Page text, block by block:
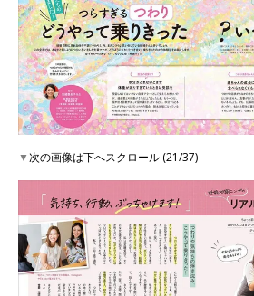
▼次の画像は下へスクロール (21/37)